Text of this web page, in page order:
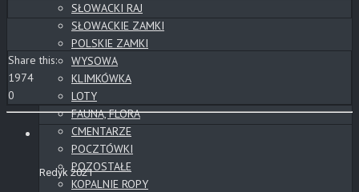
SŁOWACKI RAJ
SŁOWACKIE ZAMKI
POLSKIE ZAMKI
WYSOWA
KLIMKÓWKA
LOTY
FAUNA, FLORA
CMENTARZE
POCZTÓWKI
POZOSTAŁE
KOPALNIE ROPY
Share this:
1974
0
Redyk 2021